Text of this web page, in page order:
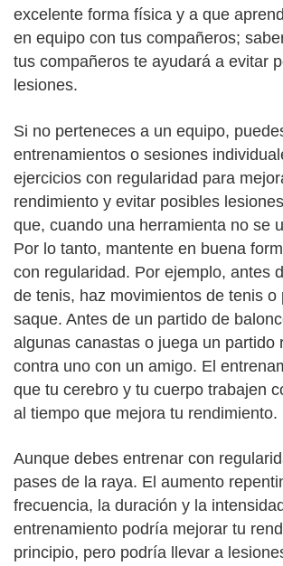
excelente forma física y a que
en equipo con tus compañeros;
tus compañeros te ayudará a evitar
lesiones.
Si no perteneces a un equipo,
entrenamientos o sesiones
ejercicios con regularidad para
rendimiento y evitar posibles
que, cuando una herramienta no se
Por lo tanto, mantente en buena
con regularidad. Por ejemplo, antes
de tenis, haz movimientos de tenis o
saque. Antes de un partido de
algunas canastas o juega un partido
contra uno con un amigo. El
que tu cerebro y tu cuerpo trabajen
al tiempo que mejora tu rendimiento.
Aunque debes entrenar con
pases de la raya. El aumento
frecuencia, la duración y la
entrenamiento podría mejorar tu
principio, pero podría llevar a